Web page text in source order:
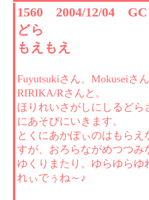
1560 2004/12/04
どら
もえもえ
Fuyutsukiさん、Mokuseiさ
RIRIKA/Rさんと。
ほりれいさがしにしるどら
にあそびにいきます。
とくにあかぽぃのはもらえ
すが、おろらながめつつみ
ゆくりまたり。ゆらゆらゆ
れぃでぅね～♪